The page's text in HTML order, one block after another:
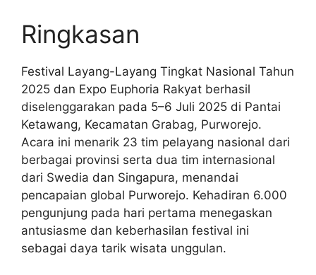
Ringkasan
Festival Layang-Layang Tingkat Nasional Tahun
2025 dan Expo Euphoria Rakyat berhasil
diselenggarakan pada 5–6 Juli 2025 di Pantai
Ketawang, Kecamatan Grabag, Purworejo.
Acara ini menarik 23 tim pelayang nasional dari
berbagai provinsi serta dua tim internasional
dari Swedia dan Singapura, menandai
pencapaian global Purworejo. Kehadiran 6.000
pengunjung pada hari pertama menegaskan
antusiasme dan keberhasilan festival ini
sebagai daya tarik wisata unggulan.